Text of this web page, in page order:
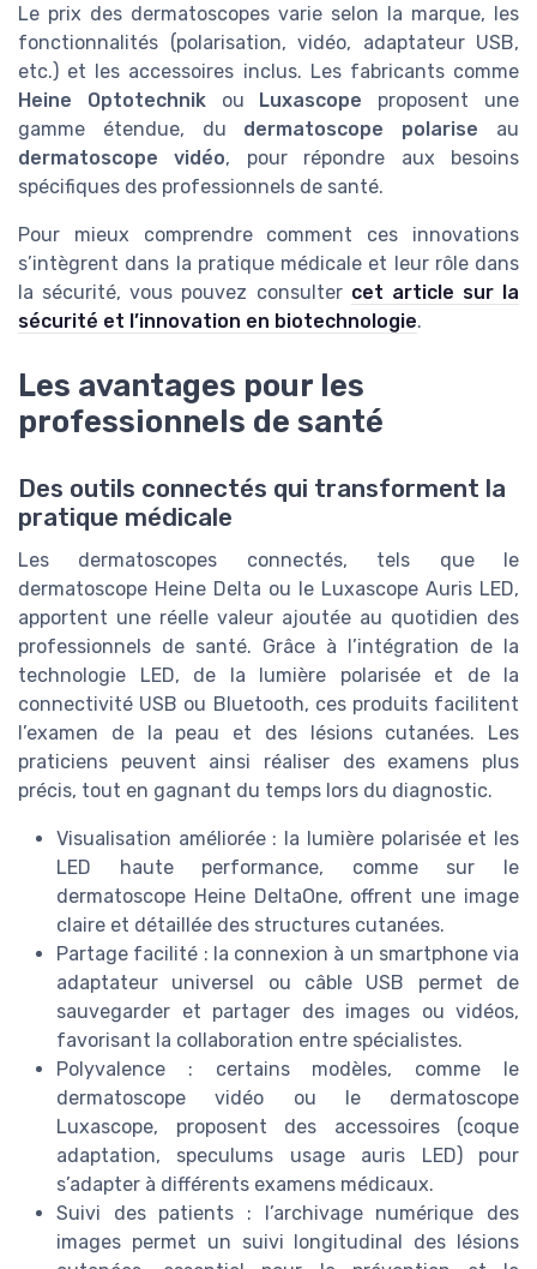
Le prix des dermatoscopes varie selon la marque, les
fonctionnalités (polarisation, vidéo, adaptateur USB,
etc.) et les accessoires inclus. Les fabricants comme
Heine Optotechnikou Luxascope proposent une
gamme étendue, du dermatoscope polarise au
dermatoscope vidéo, pour répondre aux besoins
spécifiques des professionnels de santé.
Pour mieux comprendre comment ces innovations
s’intègrent dans la pratique médicale et leur rôle dans
la sécurité, vous pouvez consulter cet article sur la
sécurité et l’innovation en biotechnologie.
Les avantages pour les
professionnels de santé
Des outils connectés qui transforment la
pratique médicale
Les dermatoscopes connectés, tels que le
dermatoscope Heine Delta ou le Luxascope Auris LED,
apportent une réelle valeur ajoutée au quotidien des
professionnels de santé. Grâce à l’intégration de la
technologie LED, de la lumière polarisée et de la
connectivité USB ou Bluetooth, ces produits facilitent
l’examen de la peau et des lésions cutanées. Les
praticiens peuvent ainsi réaliser des examens plus
précis, tout en gagnant du temps lors du diagnostic.
Visualisation améliorée : la lumière polarisée et les
LED haute performance, comme sur le
dermatoscope Heine DeltaOne, offrent une image
claire et détaillée des structures cutanées.
Partage facilité : la connexion à un smartphone via
adaptateur universel ou câble USB permet de
sauvegarder et partager des images ou vidéos,
favorisant la collaboration entre spécialistes.
Polyvalence : certains modèles, comme le
dermatoscope vidéo ou le dermatoscope
Luxascope, proposent des accessoires (coque
adaptation, speculums usage auris LED) pour
s’adapter à différents examens médicaux.
Suivi des patients : l’archivage numérique des
images permet un suivi longitudinal des lésions